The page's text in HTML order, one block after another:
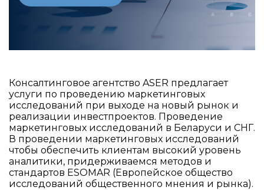
Консалтинговое агентство ASER предлагает
услуги по проведению маркетинговых
исследований при выходе на новый рынок и
реализации инвестпроектов. Проведение
маркетинговых исследований в Беларуси и СНГ.
В проведении маркетинговых исследований
чтобы обеспечить клиентам высокий уровень
аналитики, придерживаемся методов и
стандартов ESOMAR (Европейское общество
исследований общественного мнения и рынка).